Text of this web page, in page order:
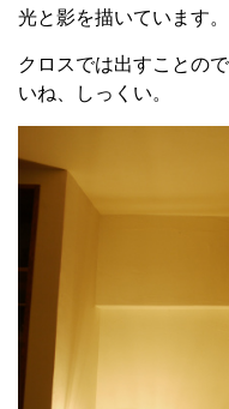
光と影を描いています。
クロスでは出すことの
いね、しっくい。